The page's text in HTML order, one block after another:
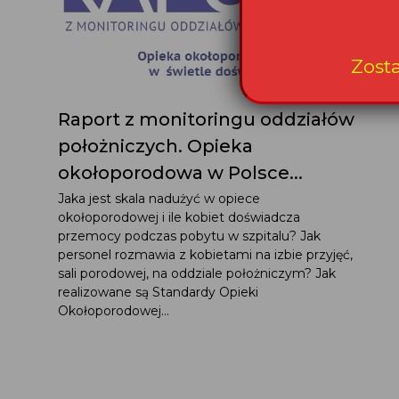
Raport z monitoringu oddziałów
położniczych. Opieka
okołoporodowa w Polsce...
Jaka jest skala nadużyć w opiece
okołoporodowej i ile kobiet doświadcza
przemocy podczas pobytu w szpitalu? Jak
personel rozmawia z kobietami na izbie przyjęć,
sali porodowej, na oddziale położniczym? Jak
realizowane są Standardy Opieki
Okołoporodowej...